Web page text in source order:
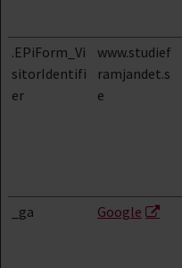
.EPiForm_Vi
sitorIdentifi
er
www.studief
ramjandet.s
e
_ga Google